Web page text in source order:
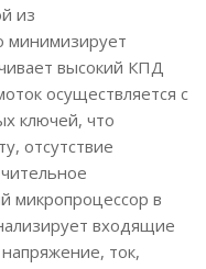
из
минимизирует
высокий КПД
осуществляется с
ключей, что
отсутствие
микропроцессор в
входящие
ток,